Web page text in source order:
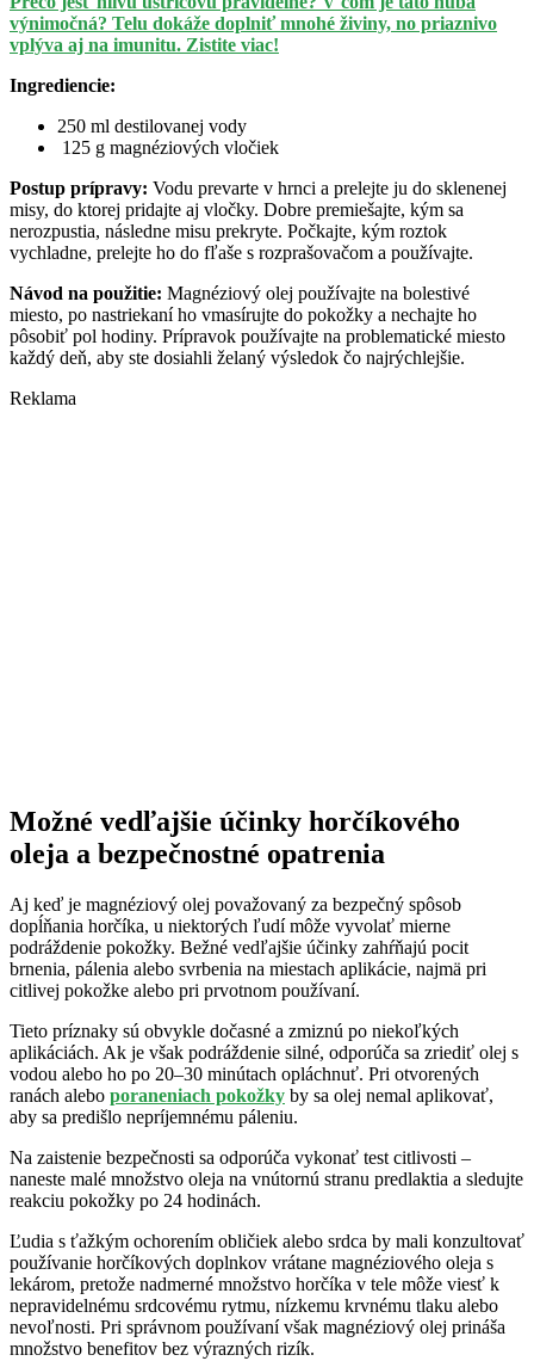
výnimočná? Telu dokáže doplniť mnohé živiny, no priaznivo
vplýva aj na imunitu. Zistite viac!
Ingrediencie:
250 ml destilovanej vody
125 g magnéziových vločiek
Postup prípravy: Vodu prevarte v hrnci a prelejte ju do sklenenej
misy, do ktorej pridajte aj vločky. Dobre premiešajte, kým sa
nerozpustia, následne misu prekryte. Počkajte, kým roztok
vychladne, prelejte ho do fľaše s rozprašovačom a používajte.
Návod na použitie: Magnéziový olej používajte na bolestivé
miesto, po nastriekaní ho vmasírujte do pokožky a nechajte ho
pôsobiť pol hodiny. Prípravok používajte na problematické miesto
každý deň, aby ste dosiahli želaný výsledok čo najrýchlejšie.
Reklama
Možné vedľajšie účinky horčíkového
oleja a bezpečnostné opatrenia
Aj keď je magnéziový olej považovaný za bezpečný spôsob
dopĺňania horčíka, u niektorých ľudí môže vyvolať mierne
podráždenie pokožky. Bežné vedľajšie účinky zahŕňajú pocit
brnenia, pálenia alebo svrbenia na miestach aplikácie, najmä pri
citlivej pokožke alebo pri prvotnom používaní.
Tieto príznaky sú obvykle dočasné a zmiznú po niekoľkých
aplikáciách. Ak je však podráždenie silné, odporúča sa zriediť olej s
vodou alebo ho po 20–30 minútach opláchnuť. Pri otvorených
ranách alebo poraneniach pokožky by sa olej nemal aplikovať,
aby sa predišlo nepríjemnému páleniu.
Na zaistenie bezpečnosti sa odporúča vykonať test citlivosti –
naneste malé množstvo oleja na vnútornú stranu predlaktia a sledujte
reakciu pokožky po 24 hodinách.
Ľudia s ťažkým ochorením obličiek alebo srdca by mali konzultovať
používanie horčíkových doplnkov vrátane magnéziového oleja s
lekárom, pretože nadmerné množstvo horčíka v tele môže viesť k
nepravidelnému srdcovému rytmu, nízkemu krvnému tlaku alebo
nevoľnosti. Pri správnom používaní však magnéziový olej prináša
množstvo benefitov bez výrazných rizík.